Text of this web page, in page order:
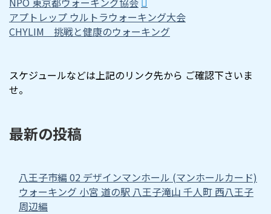
アプトレップ ウルトラウォーキング大会
CHYLIM 挑戦と健康のウォーキング
スケジュールなどは上記のリンク先から ご確認下さいま
せ。
最新の投稿
八王子市編 02 デザインマンホール (マンホールカード)
ウォーキング 小宮 道の駅 八王子滝山 千人町 西八王子
周辺編